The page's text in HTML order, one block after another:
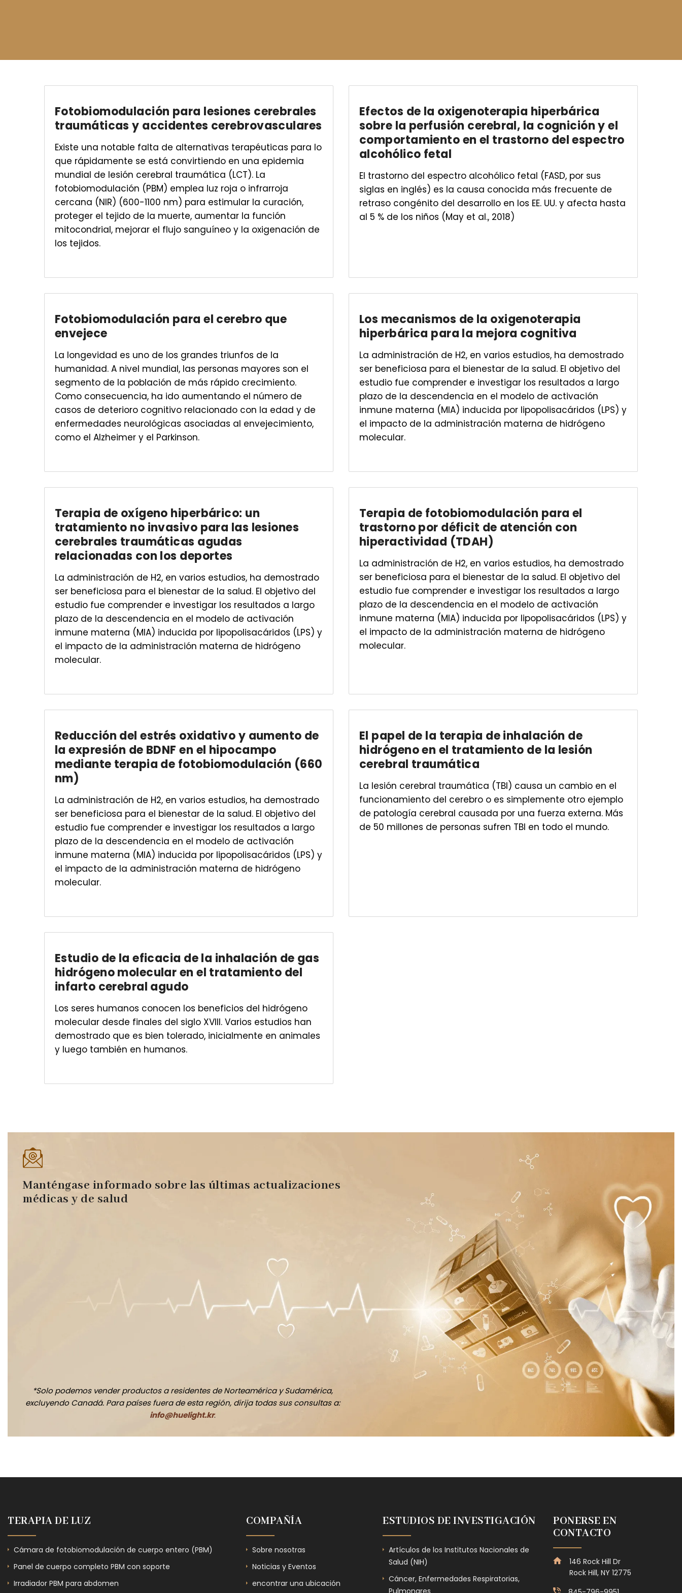
Fotobiomodulación para lesiones cerebrales
traumáticas y accidentes cerebrovasculares
Existe una notable falta de alternativas terapéuticas para lo
que rápidamente se está convirtiendo en una epidemia
mundial de lesión cerebral traumática (LCT). La
fotobiomodulación (PBM) emplea luz roja o infrarroja
cercana (NIR) (600-1100 nm) para estimular la curación,
proteger el tejido de la muerte, aumentar la función
mitocondrial, mejorar el flujo sanguíneo y la oxigenación de
los tejidos.
Efectos de la oxigenoterapia hiperbárica
sobre la perfusión cerebral, la cognición y el
comportamiento en el trastorno del espectro
alcohólico fetal
El trastorno del espectro alcohólico fetal (FASD, por sus
siglas en inglés) es la causa conocida más frecuente de
retraso congénito del desarrollo en los EE. UU. y afecta hasta
al 5 % de los niños (May et al., 2018)
Fotobiomodulación para el cerebro que
envejece
La longevidad es uno de los grandes triunfos de la
humanidad. A nivel mundial, las personas mayores son el
segmento de la población de más rápido crecimiento.
Como consecuencia, ha ido aumentando el número de
casos de deterioro cognitivo relacionado con la edad y de
enfermedades neurológicas asociadas al envejecimiento,
como el Alzheimer y el Parkinson.
Los mecanismos de la oxigenoterapia
hiperbárica para la mejora cognitiva
La administración de H2, en varios estudios, ha demostrado
ser beneficiosa para el bienestar de la salud. El objetivo del
estudio fue comprender e investigar los resultados a largo
plazo de la descendencia en el modelo de activación
inmune materna (MIA) inducida por lipopolisacáridos (LPS) y
el impacto de la administración materna de hidrógeno
molecular.
Terapia de oxígeno hiperbárico: un
tratamiento no invasivo para las lesiones
cerebrales traumáticas agudas
relacionadas con los deportes
La administración de H2, en varios estudios, ha demostrado
ser beneficiosa para el bienestar de la salud. El objetivo del
estudio fue comprender e investigar los resultados a largo
plazo de la descendencia en el modelo de activación
inmune materna (MIA) inducida por lipopolisacáridos (LPS) y
el impacto de la administración materna de hidrógeno
molecular.
Terapia de fotobiomodulación para el
trastorno por déficit de atención con
hiperactividad (TDAH)
La administración de H2, en varios estudios, ha demostrado
ser beneficiosa para el bienestar de la salud. El objetivo del
estudio fue comprender e investigar los resultados a largo
plazo de la descendencia en el modelo de activación
inmune materna (MIA) inducida por lipopolisacáridos (LPS) y
el impacto de la administración materna de hidrógeno
molecular.
Reducción del estrés oxidativo y aumento de
la expresión de BDNF en el hipocampo
mediante terapia de fotobiomodulación (660
nm)
La administración de H2, en varios estudios, ha demostrado
ser beneficiosa para el bienestar de la salud. El objetivo del
estudio fue comprender e investigar los resultados a largo
plazo de la descendencia en el modelo de activación
inmune materna (MIA) inducida por lipopolisacáridos (LPS) y
el impacto de la administración materna de hidrógeno
molecular.
El papel de la terapia de inhalación de
hidrógeno en el tratamiento de la lesión
cerebral traumática
La lesión cerebral traumática (TBI) causa un cambio en el
funcionamiento del cerebro o es simplemente otro ejemplo
de patología cerebral causada por una fuerza externa. Más
de 50 millones de personas sufren TBI en todo el mundo.
Estudio de la eficacia de la inhalación de gas
hidrógeno molecular en el tratamiento del
infarto cerebral agudo
Los seres humanos conocen los beneficios del hidrógeno
molecular desde finales del siglo XVIII. Varios estudios han
demostrado que es bien tolerado, inicialmente en animales
y luego también en humanos.
Manténgase informado sobre las últimas actualizaciones
médicas y de salud
*Solo podemos vender productos a residentes de Norteamérica y Sudamérica,
excluyendo Canadá. Para países fuera de esta región, dirija todas sus consultas a:
info@huelight.kr.
TERAPIA DE LUZ
Cámara de fotobiomodulación de cuerpo entero (PBM)
Panel de cuerpo completo PBM con soporte
Irradiador PBM para abdomen
COMPAÑÍA
Sobre nosotras
Noticias y Eventos
encontrar una ubicación
ESTUDIOS DE INVESTIGACIÓN
Artículos de los Institutos Nacionales de
Salud (NIH)
Cáncer, Enfermedades Respiratorias,
PONERSE EN
CONTACTO
146 Rock Hill Dr
Rock Hill, NY 12775